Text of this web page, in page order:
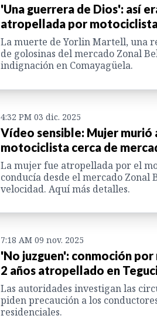
'Una guerrera de Dios': así
atropellada por
La muerte de Yorlin Martell, una
de golosinas del mercado Zonal
indignación en Comayagüela.
4:32 PM 03 dic. 2025
Vídeo sensible: Mujer
motociclista cerca de
La mujer fue atropellada por el
conducía desde el mercado Zonal
velocidad. Aquí más detalles.
7:18 AM 09 nov. 2025
'No juzguen': conmoción
2 años atropellado en
Las autoridades investigan las
piden precaución a los
residenciales.